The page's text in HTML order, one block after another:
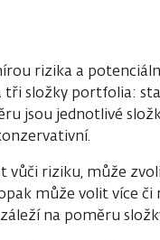
rizika a
složky portfolia:
jsou jednotlivé
vůči riziku, může
může volit více
na poměru